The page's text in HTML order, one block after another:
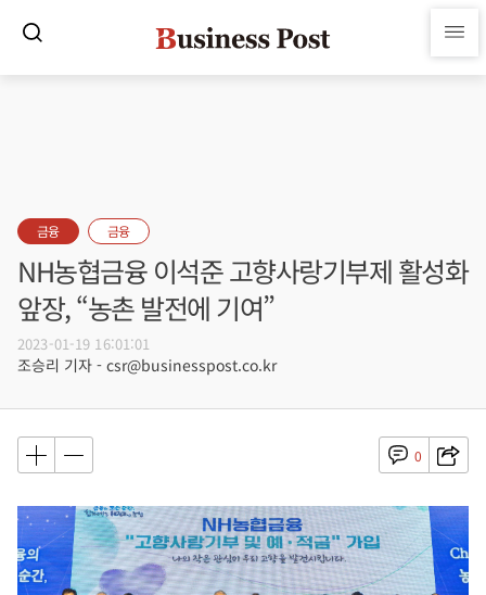
금융 금융
NH농협금융 이석준 고향사랑기부제 활성화
앞장, “농촌 발전에 기여”
2023-01-19 16:01:01
조승리 기자 - csr@businesspost.co.kr
0